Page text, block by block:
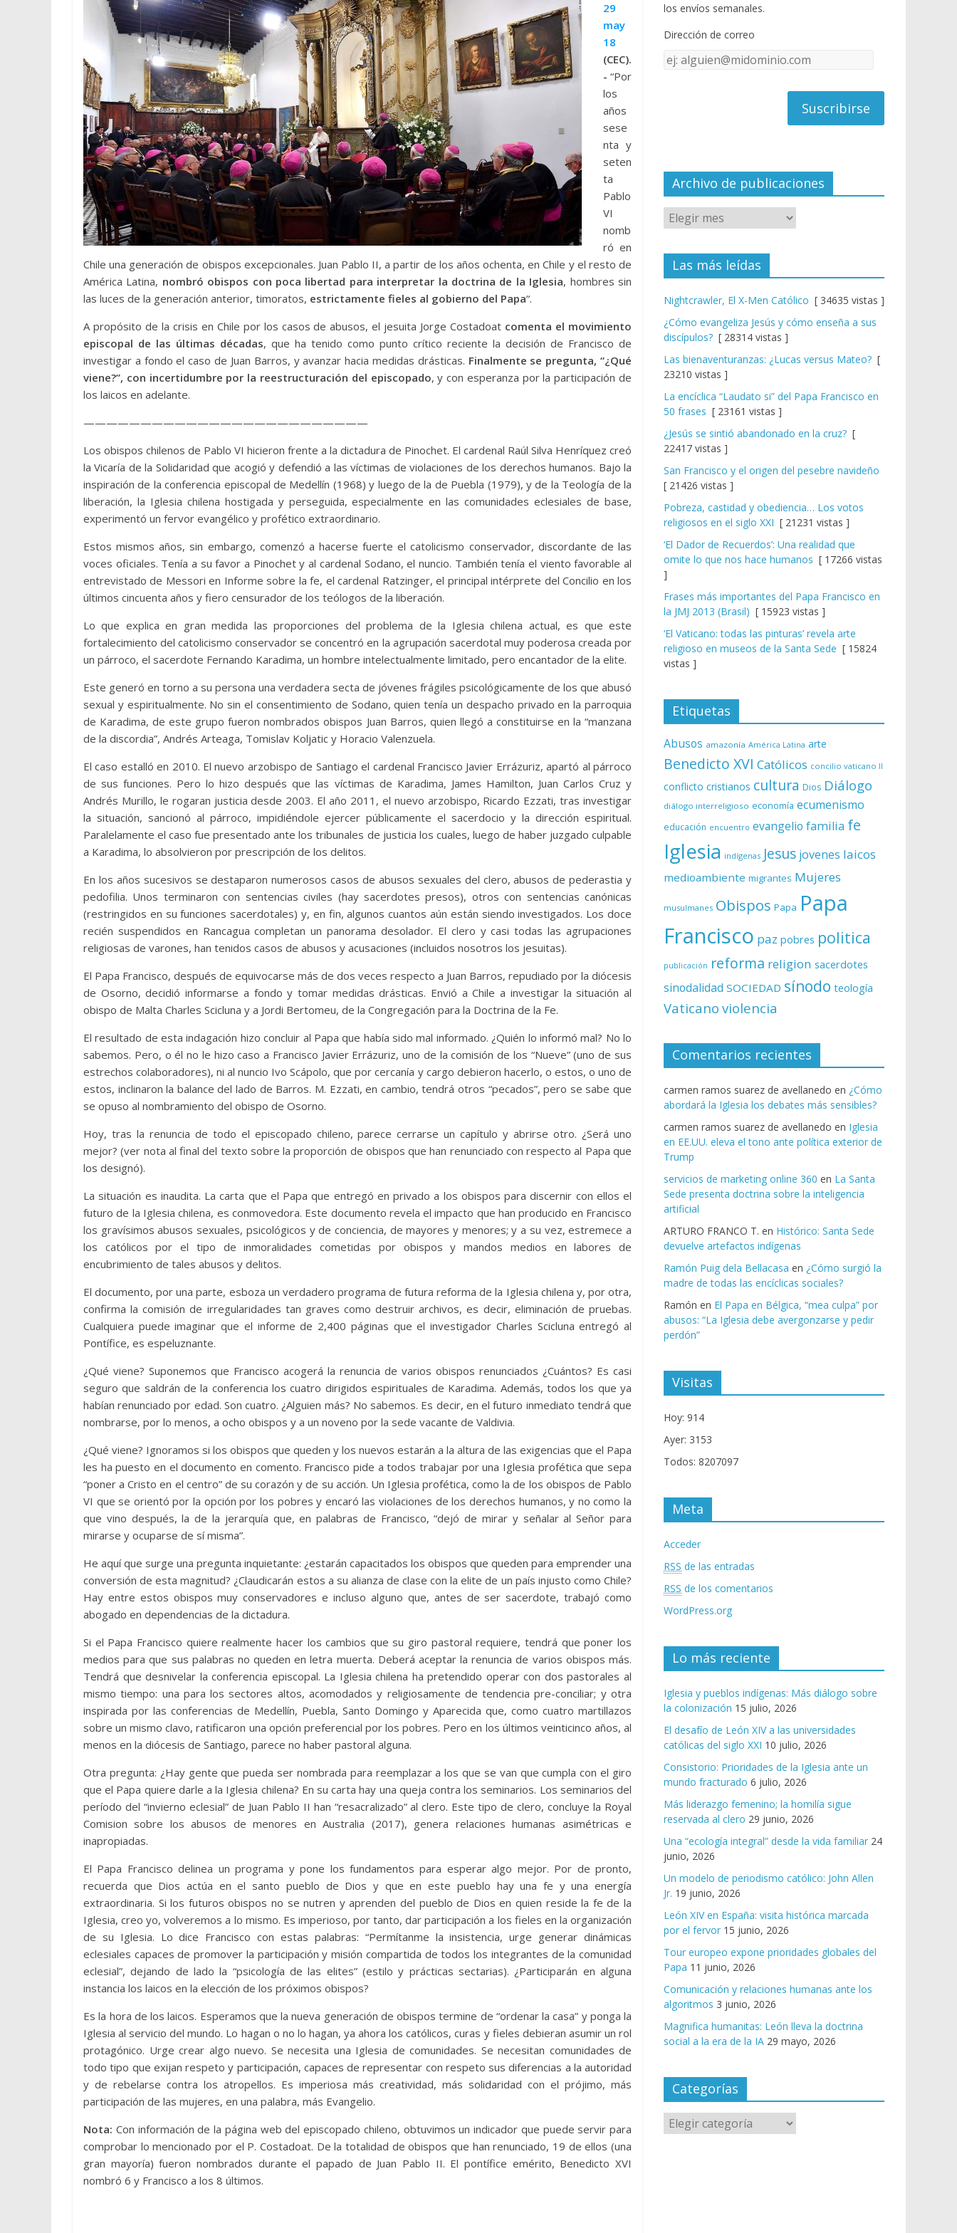
29
may
18
(CEC).
- “Por
los
años
sese
nta y
seten
ta
Pablo
VI
nomb
ró en
Chile una generación de obispos excepcionales. Juan Pablo II, a partir de los años ochenta, en Chile y el resto de
América Latina, nombró obispos con poca libertad para interpretar la doctrina de la Iglesia, hombres sin
las luces de la generación anterior, timoratos, estrictamente fieles al gobierno del Papa“.
A propósito de la crisis en Chile por los casos de abusos, el jesuita Jorge Costadoat comenta el movimiento
episcopal de las últimas décadas, que ha tenido como punto crítico reciente la decisión de Francisco de
investigar a fondo el caso de Juan Barros, y avanzar hacia medidas drásticas. Finalmente se pregunta, “¿Qué
viene?”, con incertidumbre por la reestructuración del episcopado, y con esperanza por la participación de
los laicos en adelante.
—————————————————————————
Los obispos chilenos de Pablo VI hicieron frente a la dictadura de Pinochet. El cardenal Raúl Silva Henríquez creó
la Vicaría de la Solidaridad que acogió y defendió a las víctimas de violaciones de los derechos humanos. Bajo la
inspiración de la conferencia episcopal de Medellín (1968) y luego de la de Puebla (1979), y de la Teología de la
liberación, la Iglesia chilena hostigada y perseguida, especialmente en las comunidades eclesiales de base,
experimentó un fervor evangélico y profético extraordinario.
Estos mismos años, sin embargo, comenzó a hacerse fuerte el catolicismo conservador, discordante de las
voces oficiales. Tenía a su favor a Pinochet y al cardenal Sodano, el nuncio. También tenía el viento favorable al
entrevistado de Messori en Informe sobre la fe, el cardenal Ratzinger, el principal intérprete del Concilio en los
últimos cincuenta años y fiero censurador de los teólogos de la liberación.
Lo que explica en gran medida las proporciones del problema de la Iglesia chilena actual, es que este
fortalecimiento del catolicismo conservador se concentró en la agrupación sacerdotal muy poderosa creada por
un párroco, el sacerdote Fernando Karadima, un hombre intelectualmente limitado, pero encantador de la elite.
Este generó en torno a su persona una verdadera secta de jóvenes frágiles psicológicamente de los que abusó
sexual y espiritualmente. No sin el consentimiento de Sodano, quien tenía un despacho privado en la parroquia
de Karadima, de este grupo fueron nombrados obispos Juan Barros, quien llegó a constituirse en la “manzana
de la discordia”, Andrés Arteaga, Tomislav Koljatic y Horacio Valenzuela.
El caso estalló en 2010. El nuevo arzobispo de Santiago el cardenal Francisco Javier Errázuriz, apartó al párroco
de sus funciones. Pero lo hizo después que las víctimas de Karadima, James Hamilton, Juan Carlos Cruz y
Andrés Murillo, le rogaran justicia desde 2003. El año 2011, el nuevo arzobispo, Ricardo Ezzati, tras investigar
la situación, sancionó al párroco, impidiéndole ejercer públicamente el sacerdocio y la dirección espiritual.
Paralelamente el caso fue presentado ante los tribunales de justicia los cuales, luego de haber juzgado culpable
a Karadima, lo absolvieron por prescripción de los delitos.
En los años sucesivos se destaparon numerosos casos de abusos sexuales del clero, abusos de pederastia y
pedofilia. Unos terminaron con sentencias civiles (hay sacerdotes presos), otros con sentencias canónicas
(restringidos en su funciones sacerdotales) y, en fin, algunos cuantos aún están siendo investigados. Los doce
recién suspendidos en Rancagua completan un panorama desolador. El clero y casi todas las agrupaciones
religiosas de varones, han tenidos casos de abusos y acusaciones (incluidos nosotros los jesuitas).
El Papa Francisco, después de equivocarse más de dos veces respecto a Juan Barros, repudiado por la diócesis
de Osorno, decidió informarse a fondo y tomar medidas drásticas. Envió a Chile a investigar la situación al
obispo de Malta Charles Scicluna y a Jordi Bertomeu, de la Congregación para la Doctrina de la Fe.
El resultado de esta indagación hizo concluir al Papa que había sido mal informado. ¿Quién lo informó mal? No lo
sabemos. Pero, o él no le hizo caso a Francisco Javier Errázuriz, uno de la comisión de los “Nueve” (uno de sus
estrechos colaboradores), ni al nuncio Ivo Scápolo, que por cercanía y cargo debieron hacerlo, o estos, o uno de
estos, inclinaron la balance del lado de Barros. M. Ezzati, en cambio, tendrá otros “pecados”, pero se sabe que
se opuso al nombramiento del obispo de Osorno.
Hoy, tras la renuncia de todo el episcopado chileno, parece cerrarse un capítulo y abrirse otro. ¿Será uno
mejor? (ver nota al final del texto sobre la proporción de obispos que han renunciado con respecto al Papa que
los designó).
La situación es inaudita. La carta que el Papa que entregó en privado a los obispos para discernir con ellos el
futuro de la Iglesia chilena, es conmovedora. Este documento revela el impacto que han producido en Francisco
los gravísimos abusos sexuales, psicológicos y de conciencia, de mayores y menores; y a su vez, estremece a
los católicos por el tipo de inmoralidades cometidas por obispos y mandos medios en labores de
encubrimiento de tales abusos y delitos.
El documento, por una parte, esboza un verdadero programa de futura reforma de la Iglesia chilena y, por otra,
confirma la comisión de irregularidades tan graves como destruir archivos, es decir, eliminación de pruebas.
Cualquiera puede imaginar que el informe de 2,400 páginas que el investigador Charles Scicluna entregó al
Pontífice, es espeluznante.
¿Qué viene? Suponemos que Francisco acogerá la renuncia de varios obispos renunciados ¿Cuántos? Es casi
seguro que saldrán de la conferencia los cuatro dirigidos espirituales de Karadima. Además, todos los que ya
habían renunciado por edad. Son cuatro. ¿Alguien más? No sabemos. Es decir, en el futuro inmediato tendrá que
nombrarse, por lo menos, a ocho obispos y a un noveno por la sede vacante de Valdivia.
¿Qué viene? Ignoramos si los obispos que queden y los nuevos estarán a la altura de las exigencias que el Papa
les ha puesto en el documento en comento. Francisco pide a todos trabajar por una Iglesia profética que sepa
“poner a Cristo en el centro” de su corazón y de su acción. Un Iglesia profética, como la de los obispos de Pablo
VI que se orientó por la opción por los pobres y encaró las violaciones de los derechos humanos, y no como la
que vino después, la de la jerarquía que, en palabras de Francisco, “dejó de mirar y señalar al Señor para
mirarse y ocuparse de sí misma”.
He aquí que surge una pregunta inquietante: ¿estarán capacitados los obispos que queden para emprender una
conversión de esta magnitud? ¿Claudicarán estos a su alianza de clase con la elite de un país injusto como Chile?
Hay entre estos obispos muy conservadores e incluso alguno que, antes de ser sacerdote, trabajó como
abogado en dependencias de la dictadura.
Si el Papa Francisco quiere realmente hacer los cambios que su giro pastoral requiere, tendrá que poner los
medios para que sus palabras no queden en letra muerta. Deberá aceptar la renuncia de varios obispos más.
Tendrá que desnivelar la conferencia episcopal. La Iglesia chilena ha pretendido operar con dos pastorales al
mismo tiempo: una para los sectores altos, acomodados y religiosamente de tendencia pre-conciliar; y otra
inspirada por las conferencias de Medellín, Puebla, Santo Domingo y Aparecida que, como cuatro martillazos
sobre un mismo clavo, ratificaron una opción preferencial por los pobres. Pero en los últimos veinticinco años, al
menos en la diócesis de Santiago, parece no haber pastoral alguna.
Otra pregunta: ¿Hay gente que pueda ser nombrada para reemplazar a los que se van que cumpla con el giro
que el Papa quiere darle a la Iglesia chilena? En su carta hay una queja contra los seminarios. Los seminarios del
período del “invierno eclesial” de Juan Pablo II han “resacralizado” al clero. Este tipo de clero, concluye la Royal
Comision sobre los abusos de menores en Australia (2017), genera relaciones humanas asimétricas e
inapropiadas.
El Papa Francisco delinea un programa y pone los fundamentos para esperar algo mejor. Por de pronto,
recuerda que Dios actúa en el santo pueblo de Dios y que en este pueblo hay una fe y una energía
extraordinaria. Si los futuros obispos no se nutren y aprenden del pueblo de Dios en quien reside la fe de la
Iglesia, creo yo, volveremos a lo mismo. Es imperioso, por tanto, dar participación a los fieles en la organización
de su Iglesia. Lo dice Francisco con estas palabras: “Permítanme la insistencia, urge generar dinámicas
eclesiales capaces de promover la participación y misión compartida de todos los integrantes de la comunidad
eclesial”, dejando de lado la “psicología de las elites” (estilo y prácticas sectarias). ¿Participarán en alguna
instancia los laicos en la elección de los próximos obispos?
Es la hora de los laicos. Esperamos que la nueva generación de obispos termine de “ordenar la casa” y ponga la
Iglesia al servicio del mundo. Lo hagan o no lo hagan, ya ahora los católicos, curas y fieles debieran asumir un rol
protagónico. Urge crear algo nuevo. Se necesita una Iglesia de comunidades. Se necesitan comunidades de
todo tipo que exijan respeto y participación, capaces de representar con respeto sus diferencias a la autoridad
y de rebelarse contra los atropellos. Es imperiosa más creatividad, más solidaridad con el prójimo, más
participación de las mujeres, en una palabra, más Evangelio.
Nota: Con información de la página web del episcopado chileno, obtuvimos un indicador que puede servir para
comprobar lo mencionado por el P. Costadoat. De la totalidad de obispos que han renunciado, 19 de ellos (una
gran mayoría) fueron nombrados durante el papado de Juan Pablo II. El pontífice emérito, Benedicto XVI
nombró 6 y Francisco a los 8 últimos.
o
k e
C
el
los envíos semanales.
Dirección de correo
Dirección
Archivo de publicaciones
Las más leídas
Nightcrawler, El X-Men Católico [ 34635 vistas ]
¿Cómo evangeliza Jesús y cómo enseña a sus
discípulos? [ 28314 vistas ]
Las bienaventuranzas: ¿Lucas versus Mateo? [
23210 vistas ]
La encíclica “Laudato si” del Papa Francisco en
50 frases [ 23161 vistas ]
¿Jesús se sintió abandonado en la cruz? [
22417 vistas ]
San Francisco y el origen del pesebre navideño
[ 21426 vistas ]
Pobreza, castidad y obediencia… Los votos
religiosos en el siglo XXI [ 21231 vistas ]
‘El Dador de Recuerdos’: Una realidad que
omite lo que nos hace humanos [ 17266 vistas
]
Frases más importantes del Papa Francisco en
la JMJ 2013 (Brasil) [ 15923 vistas ]
‘El Vaticano: todas las pinturas’ revela arte
religioso en museos de la Santa Sede [ 15824
vistas ]
Etiquetas
Abusos amazonía América Latina arte
Benedicto XVI Católicos concilio vaticano II
conflicto cristianos cultura Dios Diálogo
diálogo interreligioso economía ecumenismo
educación encuentro evangelio familia fe
Iglesia indígenas Jesus jovenes laicos
medioambiente migrantes Mujeres
musulmanes Obispos Papa Papa
Francisco paz pobres politica
publicación reforma religion sacerdotes
sinodalidad SOCIEDAD sínodo teología
Vaticano violencia
Comentarios recientes
carmen ramos suarez de avellanedo en ¿Cómo
abordará la Iglesia los debates más sensibles?
carmen ramos suarez de avellanedo en Iglesia
en EE.UU. eleva el tono ante política exterior de
Trump
servicios de marketing online 360 en La Santa
Sede presenta doctrina sobre la inteligencia
artificial
ARTURO FRANCO T. en Histórico: Santa Sede
devuelve artefactos indígenas
Ramón Puig dela Bellacasa en ¿Cómo surgió la
madre de todas las encíclicas sociales?
Ramón en El Papa en Bélgica, “mea culpa” por
abusos: “La Iglesia debe avergonzarse y pedir
perdón”
Visitas
Hoy: 914
Ayer: 3153
Todos: 8207097
Meta
Acceder
RSS de las entradas
RSS de los comentarios
WordPress.org
Lo más reciente
Iglesia y pueblos indígenas: Más diálogo sobre
la colonización 15 julio, 2026
El desafío de León XIV a las universidades
católicas del siglo XXI 10 julio, 2026
Consistorio: Prioridades de la Iglesia ante un
mundo fracturado 6 julio, 2026
Más liderazgo femenino; la homilía sigue
reservada al clero 29 junio, 2026
Una “ecología integral” desde la vida familiar 24
junio, 2026
Un modelo de periodismo católico: John Allen
Jr. 19 junio, 2026
León XIV en España: visita histórica marcada
por el fervor 15 junio, 2026
Tour europeo expone prioridades globales del
Papa 11 junio, 2026
Comunicación y relaciones humanas ante los
algoritmos 3 junio, 2026
Magnifica humanitas: León lleva la doctrina
social a la era de la IA 29 mayo, 2026
Categorías